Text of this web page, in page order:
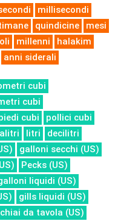
millisecondi
quindicine
mesi
millenni
halakim
anni siderali
cubi
cubi
cubi
pollici cubi
litri
decilitri
galloni secchi (US)
Pecks (US)
liquidi (US)
gills liquidi (US)
da tavola (US)